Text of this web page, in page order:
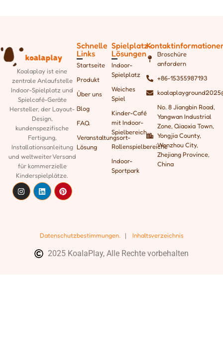
Koalaplay ist eine
zentrale Anlaufstelle
Indoor-Spielplatz und
Spielcafé-Geräte
Hersteller, der Layout-
Design,
kundenspezifische
Fertigung,
Installationsanleitung
und weltweiter Versand
für kommerzielle
Kinderspielplätze.
Schnelle
Links
Startseite
Produkt
Über uns
Blog
FAQ
Veranstaltungsort-
Lösung
Spielplatz-
Lösungen
Indoor-
Spielplatz
Weiches
Spiel
Kinder-Café
mit Indoor-
Spielbereich
Rollenspielbereiche
Indoor-
Sportpark
Broschüre
anfordern
+86-15355987193
No. 8 Jiangbin Road,
Yangwan Industrial
Zone, Qiaoxia Town,
Yongjia County,
Wenzhou City,
Zhejiang Province,
China
Datenschutzbestimmungen. | Inhaltsverzeichnis
2025 KoalaPlay, Alle Rechte vorbehalten